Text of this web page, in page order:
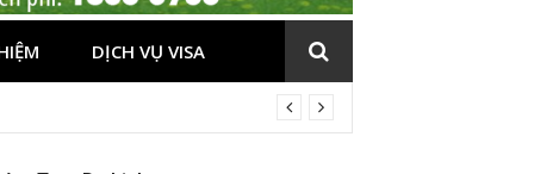
DỊCH VỤ VISA